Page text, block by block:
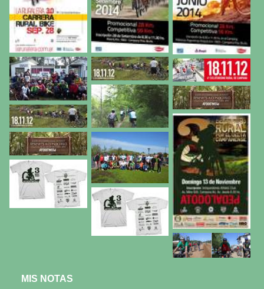
MIS NOTAS